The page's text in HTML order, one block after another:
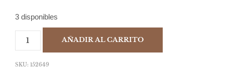
3 disponibles
AÑADIR AL CARRITO
SKU: 152649